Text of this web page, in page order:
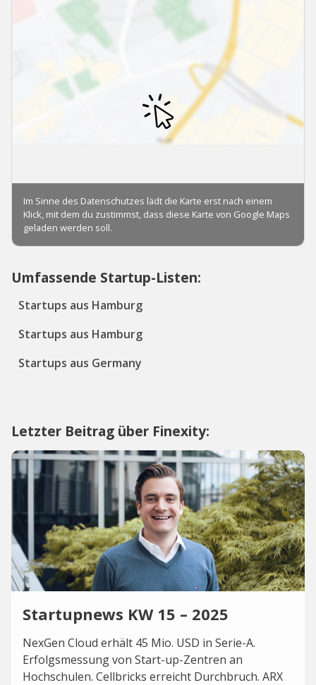
Umfassende Startup-Listen:
Startups aus Hamburg
Startups aus Hamburg
Startups aus Germany
Letzter Beitrag über Finexity:
Startupnews KW 15 – 2025
NexGen Cloud erhält 45 Mio. USD in Serie-A.
Erfolgsmessung von Start-up-Zentren an
Hochschulen. Cellbricks erreicht Durchbruch. ARX